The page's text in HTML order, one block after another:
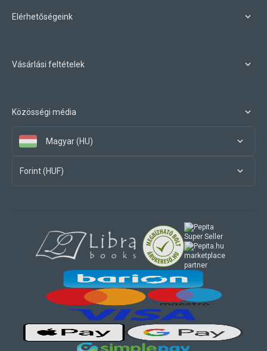
Elérhetőségeink
Vásárlási feltételek
Közösségi média
Magyar (HU)
Forint (HUF)
marketplace
partner